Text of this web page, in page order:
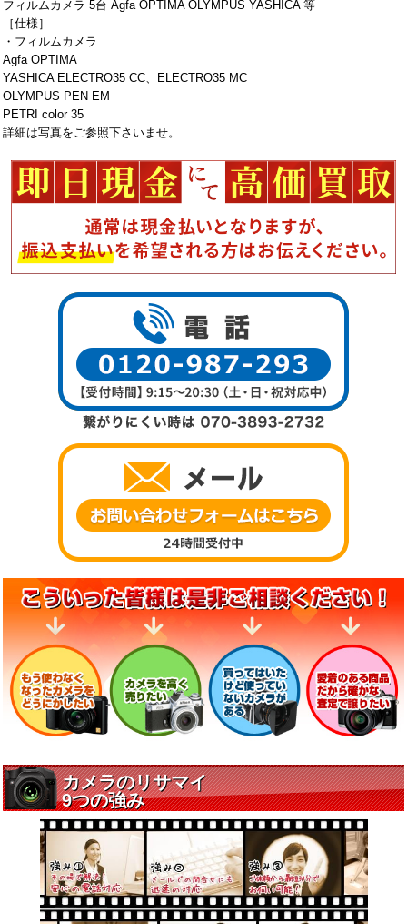
フィルムカメラ 5台 Agfa OPTIMA OLYMPUS YASHICA 等
［仕様］
・フィルムカメラ
Agfa OPTIMA
YASHICA ELECTRO35 CC、ELECTRO35 MC
OLYMPUS PEN EM
PETRI color 35
詳細は写真をご参照下さいませ。